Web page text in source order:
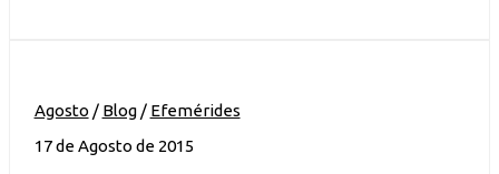
Agosto / Blog/ Efemérides
17 de Agosto de 2015